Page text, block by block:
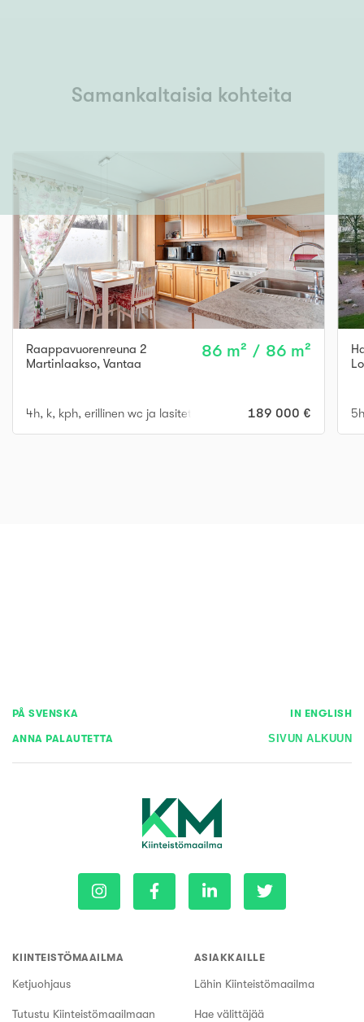
Samankaltaisia kohteita
Raappavuorenreuna 2
Martinlaakso, Vantaa
86 m² / 86 m²
4h, k, kph, erillinen wc ja lasitettu parveke 189 000 €
PÅ SVENSKA IN ENGLISH
ANNA PALAUTETTA SIVUN ALKUUN
KIINTEISTÖMAAILMA
Ketjuohjaus
Tutustu Kiinteistömaailmaan
ASIAKKAILLE
Lähin Kiinteistömaailma
Hae välittäjää